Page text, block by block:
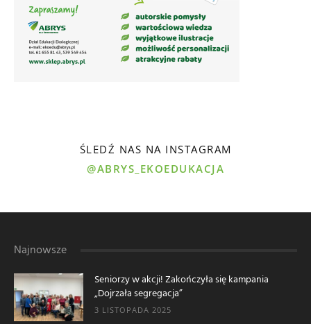
ŚLEDŹ NAS NA INSTAGRAM
@ABRYS_EKOEDUKACJA
Najnowsze
Seniorzy w akcji! Zakończyła się kampania
„Dojrzała segregacja”
3 LISTOPADA 2025